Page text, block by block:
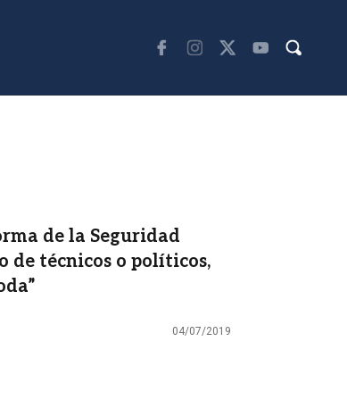
de la Seguridad
de técnicos o políticos,
04/07/2019